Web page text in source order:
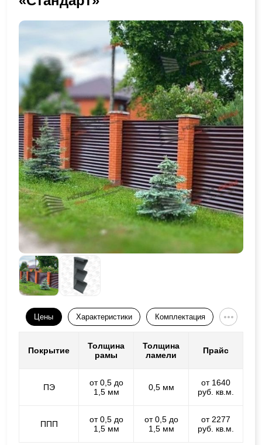
Цены Характеристики Комплектация
Покрытие
Толщина
рамы
Толщина
ламели
Прайс
ПЭ
от 0,5 до
1,5 мм
0,5 мм
от 1640
руб. кв.м.
ППП
от 0,5 до
1,5 мм
от 0,5 до
1,5 мм
от 2277
руб. кв.м.